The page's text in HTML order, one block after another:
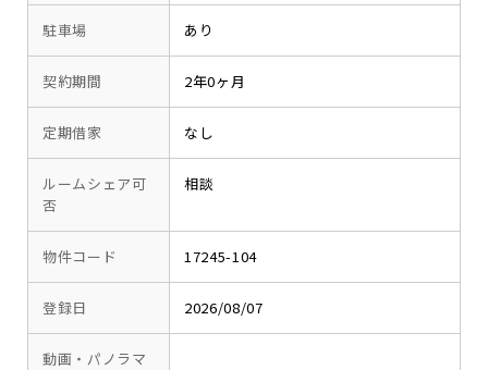
駐車場 あり
契約期間 2年0ヶ月
定期借家 なし
ルームシェア可
否
相談
物件コード 17245-104
登録日 2026/08/07
動画・パノラマ